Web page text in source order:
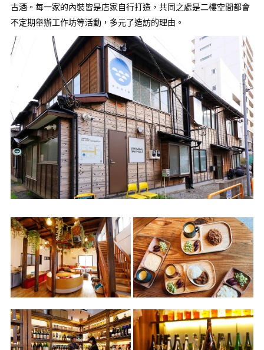
古酒。每一家的內裝皆是店家自行打造，共同之處是二樓空間都會
不定期舉辦工作坊等活動，多元了造訪的理由。